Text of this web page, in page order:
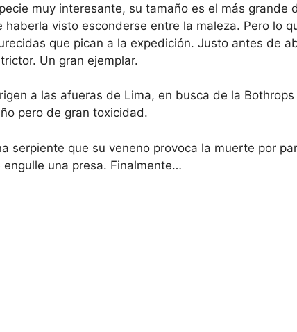
muy interesante, su tamaño es el más grande
haberla visto esconderse entre la maleza. Pero lo
que pican a la expedición. Justo antes de
Un gran ejemplar.
a las afueras de Lima, en busca de la Bothrops
pero de gran toxicidad.
serpiente que su veneno provoca la muerte por
una presa. Finalmente…